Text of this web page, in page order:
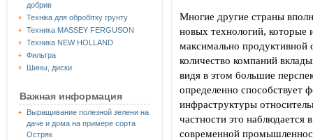
добрив
Техніка для обробітку грунту
Техника MASSEY FERGUSON
Техника NEW HOLLAND
Фильтра
Шины, диски
Важная информация
Выращивание полезной зелени на
даче и дома на примере сорта
Остряк
Многие другие страны
новых технологий, которые
максимально
количество компаний
видя в этом большие
определенно способствует
инфраструктуры
частности это
современной